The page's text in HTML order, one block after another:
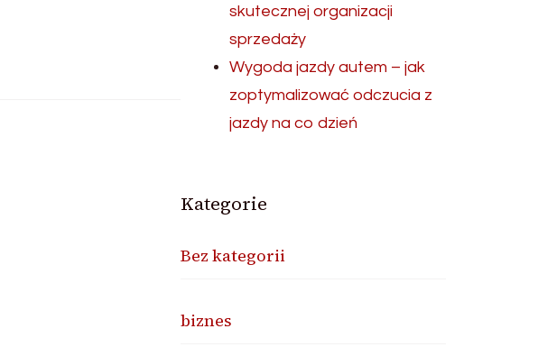
skutecznej organizacji
sprzedaży
Wygoda jazdy autem – jak
zoptymalizować odczucia z
jazdy na co dzień
Kategorie
Bez kategorii
biznes